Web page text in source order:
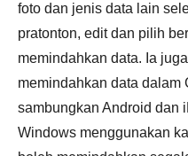
foto dan jenis data lain
pratonton, edit dan pilih
memindahkan data. Ia
memindahkan data dalam
sambungkan Android dan
Windows menggunakan